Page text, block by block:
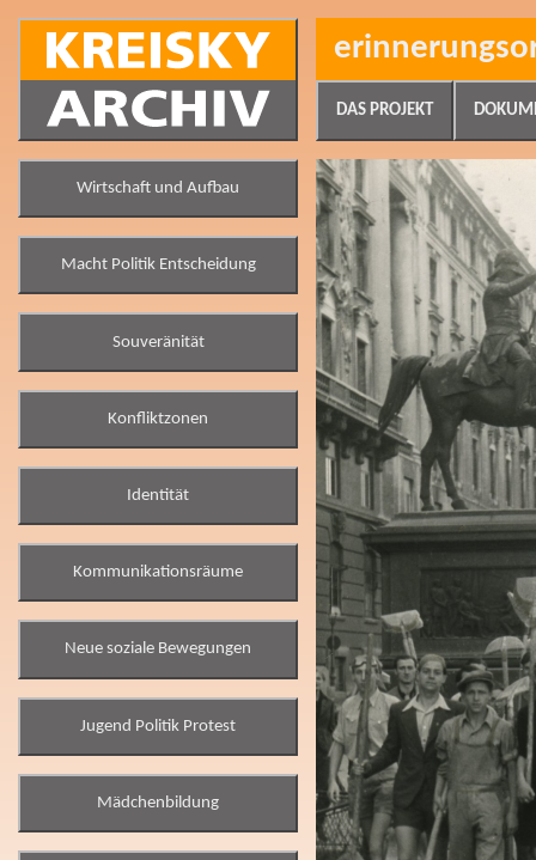
DAS PROJEKT
Wirtschaft und Aufbau
Macht Politik Entscheidung
Souveränität
Konfliktzonen
Identität
Kommunikationsräume
Neue soziale Bewegungen
Jugend Politik Protest
Mädchenbildung